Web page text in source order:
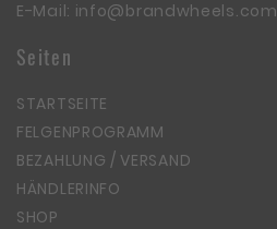
E-Mail: info@brandwheels.com
Seiten
STARTSEITE
FELGENPROGRAMM
BEZAHLUNG / VERSAND
HÄNDLERINFO
SHOP